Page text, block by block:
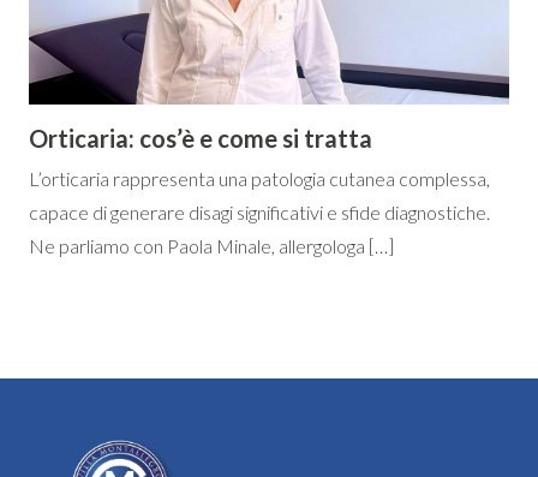
Orticaria: cos’è e come si tratta
L’orticaria rappresenta una patologia cutanea complessa,
capace di generare disagi significativi e sfide diagnostiche.
Ne parliamo con Paola Minale, allergologa […]